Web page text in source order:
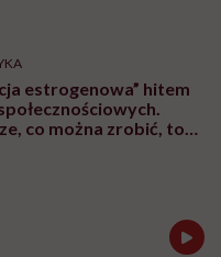
estrogenowa” hitem
co można zrobić, to